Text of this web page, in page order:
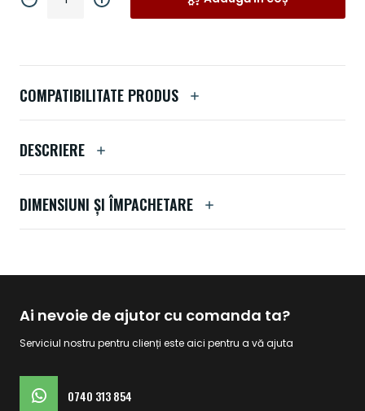
COMPATIBILITATE PRODUS
DESCRIERE
DIMENSIUNI ȘI ÎMPACHETARE
Ai nevoie de ajutor cu comanda ta?
Serviciul nostru pentru clienți este aici pentru a vă ajuta
0740 313 854